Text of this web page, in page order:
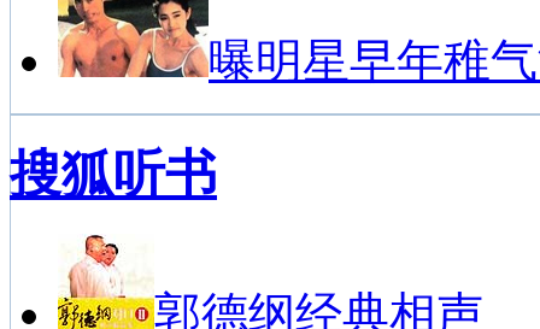
曝明星早年稚
搜狐听书
郭德纲经典相声